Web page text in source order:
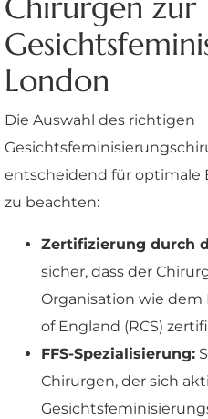
London
Die Auswahl des richtigen
entscheidend für optimale
zu beachten:
Zertifizierung durch
sicher, dass der
Organisation wie dem
of England (RCS)
FFS-Spezialisierung:
Chirurgen, der sich